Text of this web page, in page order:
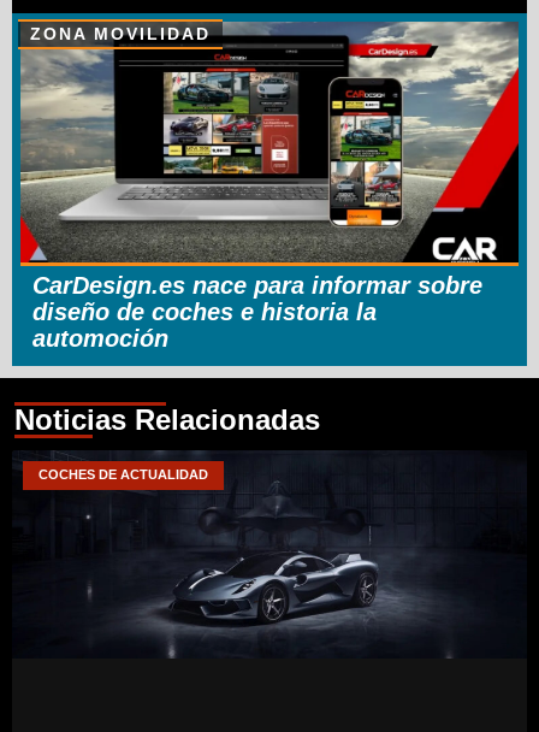
ZONA MOVILIDAD
CarDesign.es nace para informar sobre
diseño de coches e historia la
automoción
Noticias Relacionadas
COCHES DE ACTUALIDAD